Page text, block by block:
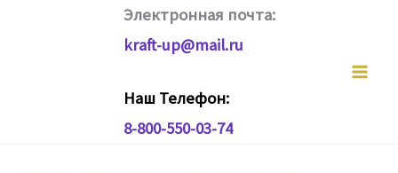
Электронная почта:
kraft-up@mail.ru
Наш Телефон:
8-800-550-03-74